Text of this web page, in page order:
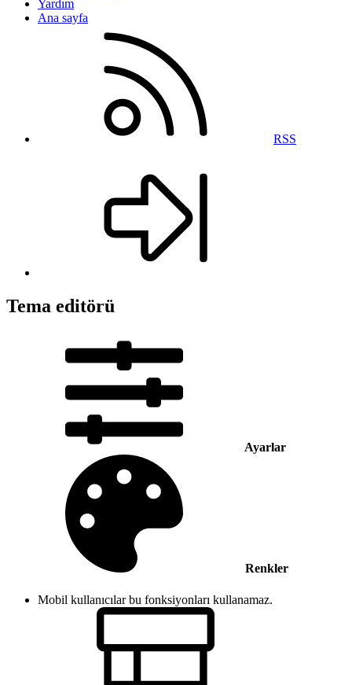
Yardım
Ana sayfa
RSS
Tema editörü
Ayarlar
Renkler
Mobil kullanıcılar bu fonksiyonları kullanamaz.